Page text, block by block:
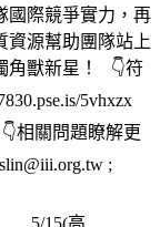
國際競爭實力，再
資源幫助團隊站上
角獸新星！ 👇符
5vhxzx
相關問題瞭解更
;